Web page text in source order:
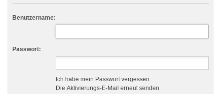
Benutzername:
Passwort:
Ich habe mein Passwort vergessen
Die Aktivierungs-E-Mail erneut senden